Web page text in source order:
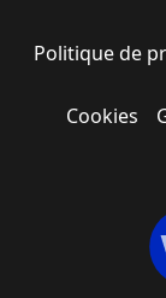
Politique de
Cookies